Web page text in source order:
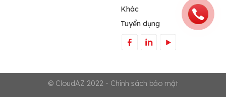
Khác
Tuyển dụng
© CloudAZ 2022・Chính sách bảo mật